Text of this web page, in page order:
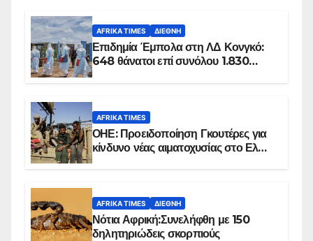
AFRIKA TIMES ΔΙΕΘΝΉ
Επιδημία Έμπολα στη ΛΔ Κονγκό:
648 θάνατοι επί συνόλου 1.830
AFRIKA TIMES
ΟΗΕ: Προειδοποίηση Γκουτέρες για
κίνδυνο νέας αιματοχυσίας στο Ελ
AFRIKA TIMES ΔΙΕΘΝΉ
Νότια Αφρική:Συνελήφθη με 150
δηλητηριώδεις σκορπιούς